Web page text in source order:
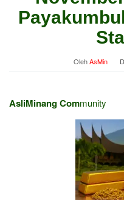
OlehAsMin
AsliMinang Community